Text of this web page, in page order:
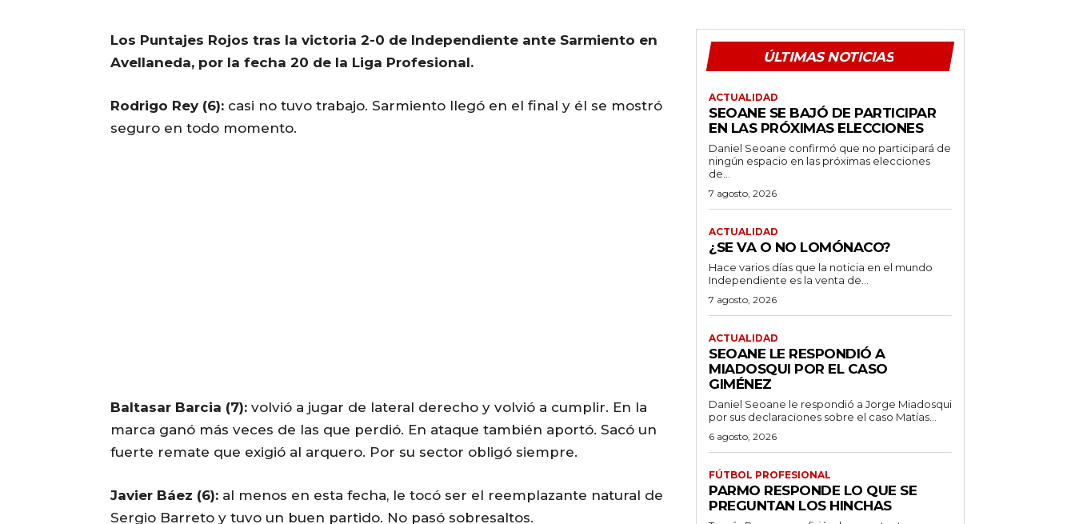
Los Puntajes Rojos tras la victoria 2-0 de Independiente ante Sarmiento en
Avellaneda, por la fecha 20 de la Liga Profesional.
Rodrigo Rey (6): casi no tuvo trabajo. Sarmiento llegó en el final y él se mostró
seguro en todo momento.
Baltasar Barcia (7): volvió a jugar de lateral derecho y volvió a cumplir. En la
marca ganó más veces de las que perdió. En ataque también aportó. Sacó un
fuerte remate que exigió al arquero. Por su sector obligó siempre.
Javier Báez (6): al menos en esta fecha, le tocó ser el reemplazante natural de
Sergio Barreto y tuvo un buen partido. No pasó sobresaltos.
ÚLTIMAS NOTICIAS
ACTUALIDAD
SEOANE SE BAJÓ DE PARTICIPAR
EN LAS PRÓXIMAS ELECCIONES
Daniel Seoane confirmó que no participará de
ningún espacio en las próximas elecciones
de...
7 agosto, 2026
ACTUALIDAD
¿SE VA O NO LOMÓNACO?
Hace varios días que la noticia en el mundo
Independiente es la venta de...
7 agosto, 2026
ACTUALIDAD
SEOANE LE RESPONDIÓ A
MIADOSQUI POR EL CASO
GIMÉNEZ
Daniel Seoane le respondió a Jorge Miadosqui
por sus declaraciones sobre el caso Matías...
6 agosto, 2026
FÚTBOL PROFESIONAL
PARMO RESPONDE LO QUE SE
PREGUNTAN LOS HINCHAS